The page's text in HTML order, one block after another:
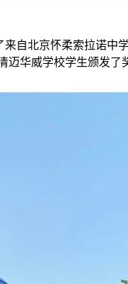
自北京怀柔索拉诺中
华威学校学生颁发了